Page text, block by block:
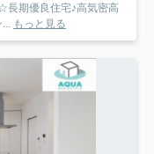
長期優良住宅♪高気密高
... もっと見る